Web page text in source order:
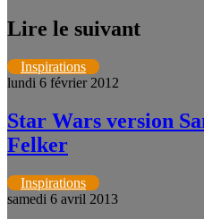
Lire le suivant
Inspirations
lundi 6 février 2012
Star Wars version
Felker
Inspirations
samedi 6 avril 2013